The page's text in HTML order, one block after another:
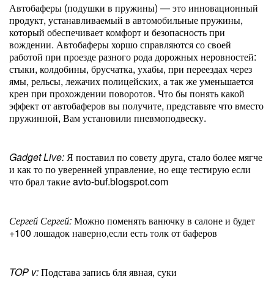
Автобаферы (подушки в пружины) — это инновационный
продукт, устанавливаемый в автомобильные пружины,
который обеспечивает комфорт и безопасность при
вождении. Автобаферы хоршо справляются со своей
работой при проезде разного рода дорожных неровностей:
стыки, колдобины, брусчатка, ухабы, при переездах через
ямы, рельсы, лежачих полицейских, а так же уменьшается
крен при прохождении поворотов. Что бы понять какой
эффект от автобаферов вы получите, представьте что вместо
пружинной, Вам установили пневмоподвеску.
Gadget Live:Я поставил по совету друга, стало более мягче
и как то по уверенней управление, но еще тестирую если
что брал такие avto-buf.blogspot.com
Сергей Сергей:Можно поменять ванючку в салоне и будет
+100 лошадок наверно,если есть толк от баферов
TOP v:Подстава запись бля явная, суки